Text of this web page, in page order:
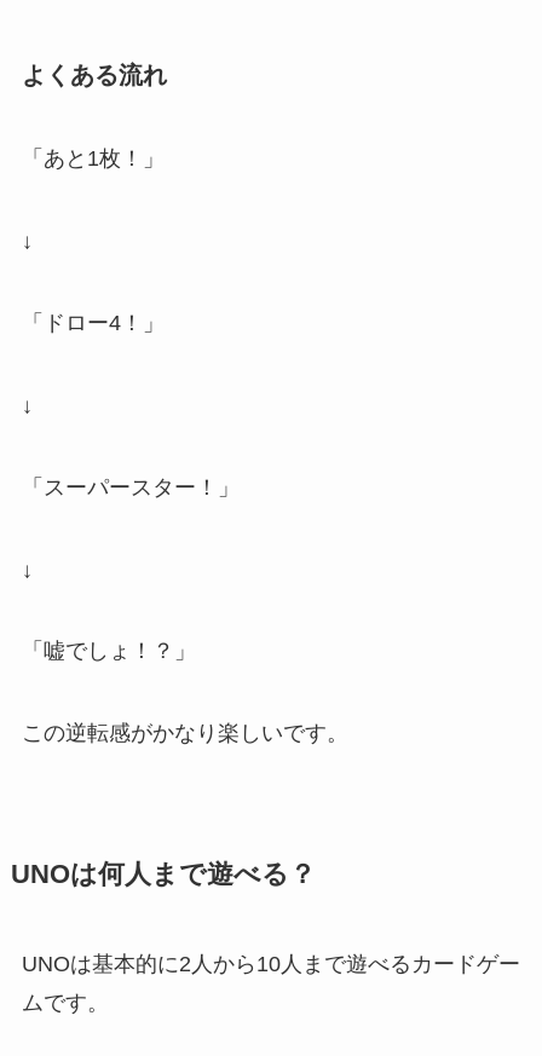
よくある流れ
「あと1枚！」
↓
「ドロー4！」
↓
「スーパースター！」
↓
「嘘でしょ！？」
この逆転感がかなり楽しいです。
UNOは何人まで遊べる？
UNOは基本的に2人から10人まで遊べるカードゲー
ムです。